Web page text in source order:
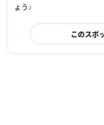
ょう♪
このスポ